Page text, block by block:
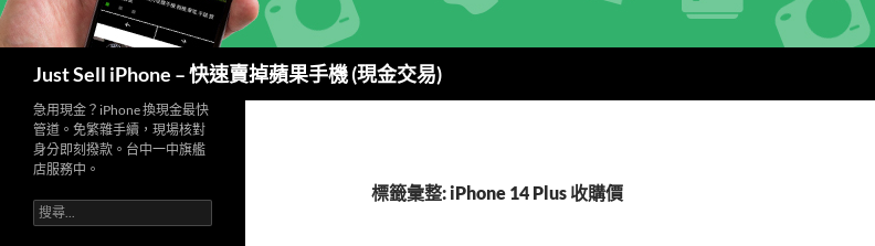
Just Sell iPhone – 快速賣掉蘋果手機 (現金交易)
標籤彙整: iPhone 14 Plus 收購價
急用現金？iPhone 換現金最快
管道。免繁雜手續，現場核對
身分即刻撥款。台中一中旗艦
店服務中。
搜
尋